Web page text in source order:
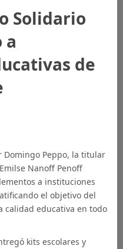
Solidario
a
de
Domingo Peppo, la titular
Nanoff Penoff
a instituciones
el objetivo del
calidad educativa en todo
kits escolares y